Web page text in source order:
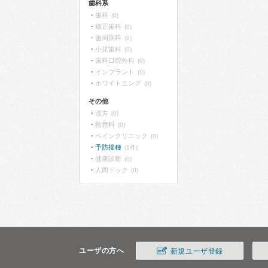
歯科系
歯科 (0)
矯正歯科 (0)
歯周病科 (0)
小児歯科 (0)
歯科口腔外科 (0)
インプラント (0)
ホワイトニング (0)
その他
漢方 (0)
救急科 (0)
ペインクリニック (0)
予防接種 (1件)
健康診断 (0)
人間ドック (0)
ユーザの方へ 新規ユーザ登録